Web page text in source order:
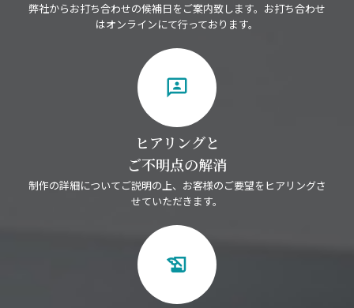
弊社からお打ち合わせの候補日をご案内致します。お打ち合わせ
はオンラインにて行っております。
3p
ヒアリングと
ご不明点の解消
制作の詳細についてご説明の上、お客様のご要望をヒアリングさ
せていただきます。
history_edu